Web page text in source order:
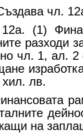
чл.
(1)
разходи
чл. 1, ал.
лв.
на